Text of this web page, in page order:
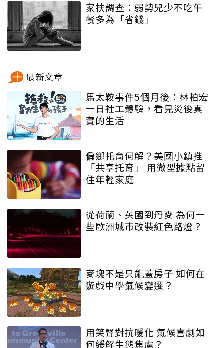
家扶調查：弱勢兒少不吃午
餐多為「省錢」
最新文章
馬太鞍事件5個月後：林柏宏
一日社工體驗，看見災後真
實的生活
偏鄉托育何解？美國小鎮推
「共享托育」 用微型據點留
住年輕家庭
從荷蘭、英國到丹麥 為何一
些歐洲城市改裝紅色路燈？
麥塊不是只能蓋房子 如何在
遊戲中學氣候變遷？
用笑聲對抗暖化 氣候喜劇如
何緩解生態焦慮？